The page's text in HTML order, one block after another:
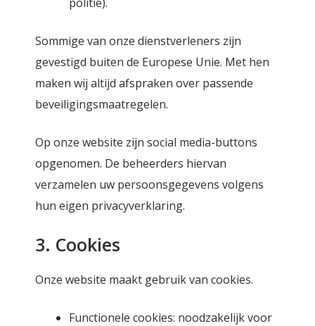
Sommige van onze dienstverleners zijn
gevestigd buiten de Europese Unie. Met hen
maken wij altijd afspraken over passende
beveiligingsmaatregelen.
Op onze website zijn social media-buttons
opgenomen. De beheerders hiervan
verzamelen uw persoonsgegevens volgens
hun eigen privacyverklaring.
3. Cookies
Onze website maakt gebruik van cookies.
Functionele cookies: noodzakelijk voor